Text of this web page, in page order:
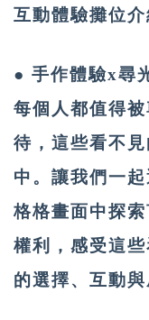
互動體驗攤位介
● 手作體驗x尋
每個人都值得
待，這些看不
中。讓我們一
格格畫面中探
權利，感受這
的選擇、互動與